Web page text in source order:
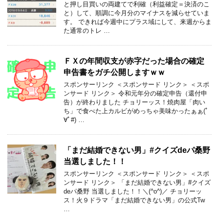
と押し目買いの両建てで利確（利益確定＝決済のこ
と）して、順調に今月分のマイナスを減らせていま
す。 できれば今週中にプラス域にして、来週からま
た通常のトレ …
ＦＸの年間収支が赤字だった場合の確定
申告書をガチ公開しますｗｗ
スポンサーリンク ＜スポンサード リンク＞ ＜スポ
ンサード リンク＞ 令和元年分の確定申告（還付申
告）が終わりました チョリーッス！焼肉屋「肉い
ち」で食べた上カルビがめっちゃ美味かったぁぁ(ﾟ
∀ﾟ#) …
「まだ結婚できない男」#クイズdeパ桑野
当選しました！！
スポンサーリンク ＜スポンサード リンク＞ ＜スポ
ンサード リンク＞ 「まだ結婚できない男」#クイズ
deパ桑野 当選しました！！＼(^o^)／ チョリーッ
ス！火９ドラマ「まだ結婚できない男」の公式Tw
…